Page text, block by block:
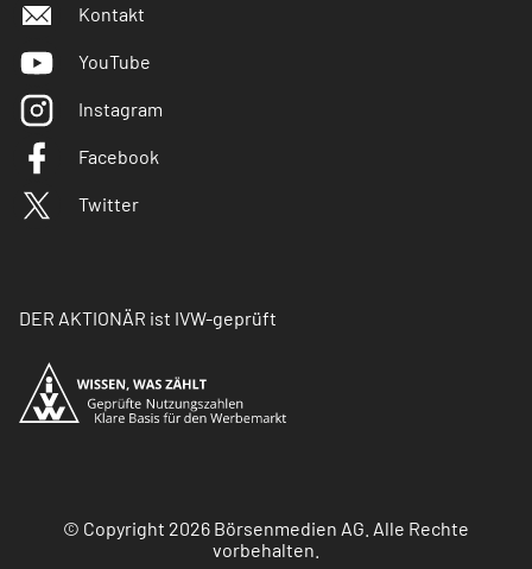
Kontakt
YouTube
Instagram
Facebook
Twitter
DER AKTIONÄR ist IVW-geprüft
© Copyright 2026 Börsenmedien AG. Alle Rechte
vorbehalten.